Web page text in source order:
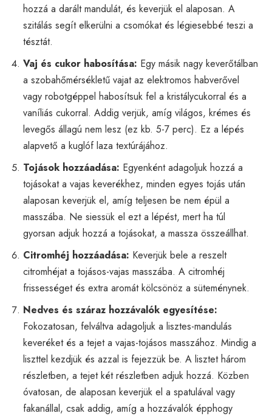
hozzá a darált mandulát, és keverjük el alaposan. A
szitálás segít elkerülni a csomókat és légiesebbé teszi a
tésztát.
Vaj és cukor habosítása: Egy másik nagy keverőtálban
a szobahőmérsékletű vajat az elektromos habverővel
vagy robotgéppel habosítsuk fel a kristálycukorral és a
vaníliás cukorral. Addig verjük, amíg világos, krémes és
levegős állagú nem lesz (ez kb. 5-7 perc). Ez a lépés
alapvető a kuglóf laza textúrájához.
Tojások hozzáadása: Egyenként adagoljuk hozzá a
tojásokat a vajas keverékhez, minden egyes tojás után
alaposan keverjük el, amíg teljesen be nem épül a
masszába. Ne siessük el ezt a lépést, mert ha túl
gyorsan adjuk hozzá a tojásokat, a massza összeállhat.
Citromhéj hozzáadása: Keverjük bele a reszelt
citromhéjat a tojásos-vajas masszába. A citromhéj
frissességet és extra aromát kölcsönöz a süteménynek.
Nedves és száraz hozzávalók egyesítése:
Fokozatosan, felváltva adagoljuk a lisztes-mandulás
keveréket és a tejet a vajas-tojásos masszához. Mindig a
liszttel kezdjük és azzal is fejezzük be. A lisztet három
részletben, a tejet két részletben adjuk hozzá. Közben
óvatosan, de alaposan keverjük el a spatulával vagy
fakanállal, csak addig, amíg a hozzávalók épphogy